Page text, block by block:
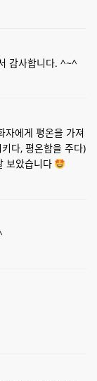
감사합니다. ^~^
자에게 평온을 가져
다, 평온함을 주다)
보았습니다